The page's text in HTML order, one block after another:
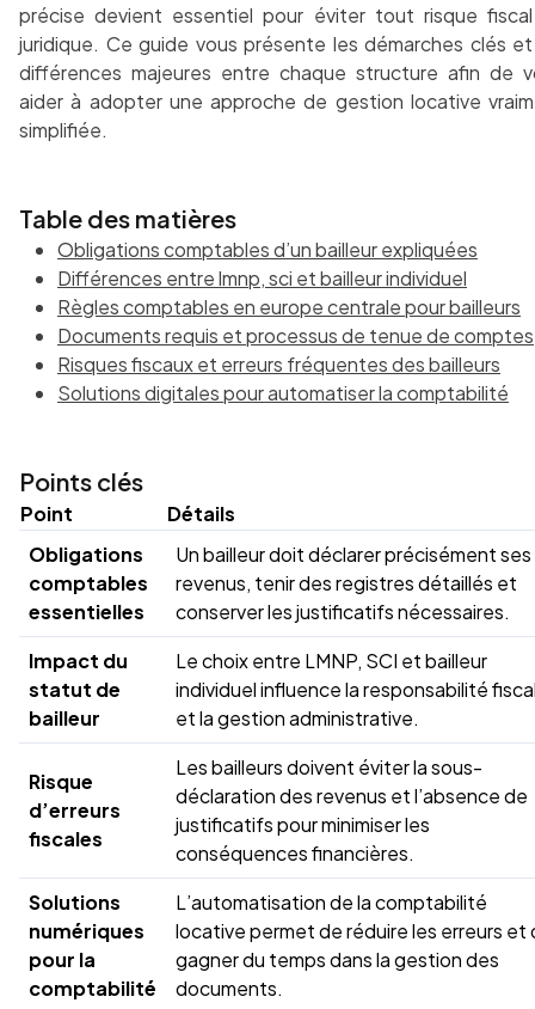
précise devient essentiel pour éviter tout risque
juridique. Ce guide vous présente les démarches clés
différences majeures entre chaque structure afin de
aider à adopter une approche de gestion locative
simplifiée.
Table des matières
Obligations comptables d’un bailleur expliquées
Différences entre lmnp, sci et bailleur individuel
Règles comptables en europe centrale pour bailleurs
Documents requis et processus de tenue de comptes
Risques fiscaux et erreurs fréquentes des bailleurs
Solutions digitales pour automatiser la comptabilité
Points clés
Point
Détails
Obligations
comptables
essentielles
Un bailleur doit déclarer précisément ses
revenus, tenir des registres détaillés et
conserver les justificatifs nécessaires.
Impact du
statut de
bailleur
Le choix entre LMNP, SCI et bailleur
individuel influence la responsabilité
et la gestion administrative.
Risque
d’erreurs
fiscales
Les bailleurs doivent éviter la sous-
déclaration des revenus et l’absence de
justificatifs pour minimiser les
conséquences financières.
Solutions
numériques
pour la
comptabilité
L’automatisation de la comptabilité
locative permet de réduire les erreurs et
gagner du temps dans la gestion des
documents.